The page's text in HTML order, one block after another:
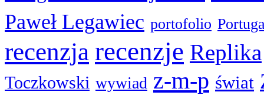
Paweł Legawiec portofolio
recenzja recenzje Replika
Toczkowski wywiad z-m-p świat